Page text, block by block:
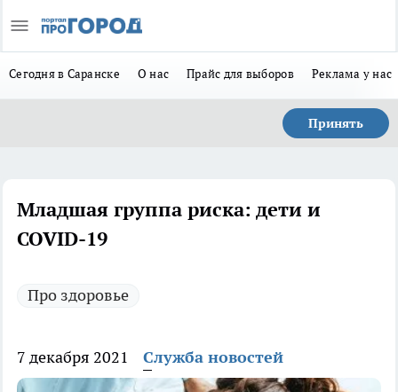
Сегодня в Саранске О нас Прайс для выборов Реклама у нас
Принять
Младшая группа риска: дети и
COVID-19
Про здоровье
7 декабря 2021 Служба новостей